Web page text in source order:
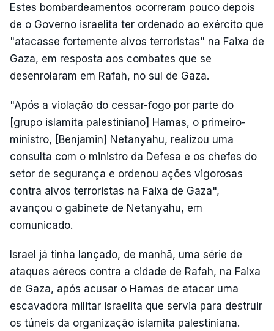
Estes bombardeamentos ocorreram pouco depois
de o Governo israelita ter ordenado ao exército que
"atacasse fortemente alvos terroristas" na Faixa de
Gaza, em resposta aos combates que se
desenrolaram em Rafah, no sul de Gaza.
"Após a violação do cessar-fogo por parte do
[grupo islamita palestiniano] Hamas, o primeiro-
ministro, [Benjamin] Netanyahu, realizou uma
consulta com o ministro da Defesa e os chefes do
setor de segurança e ordenou ações vigorosas
contra alvos terroristas na Faixa de Gaza",
avançou o gabinete de Netanyahu, em
comunicado.
Israel já tinha lançado, de manhã, uma série de
ataques aéreos contra a cidade de Rafah, na Faixa
de Gaza, após acusar o Hamas de atacar uma
escavadora militar israelita que servia para destruir
os túneis da organização islamita palestiniana.